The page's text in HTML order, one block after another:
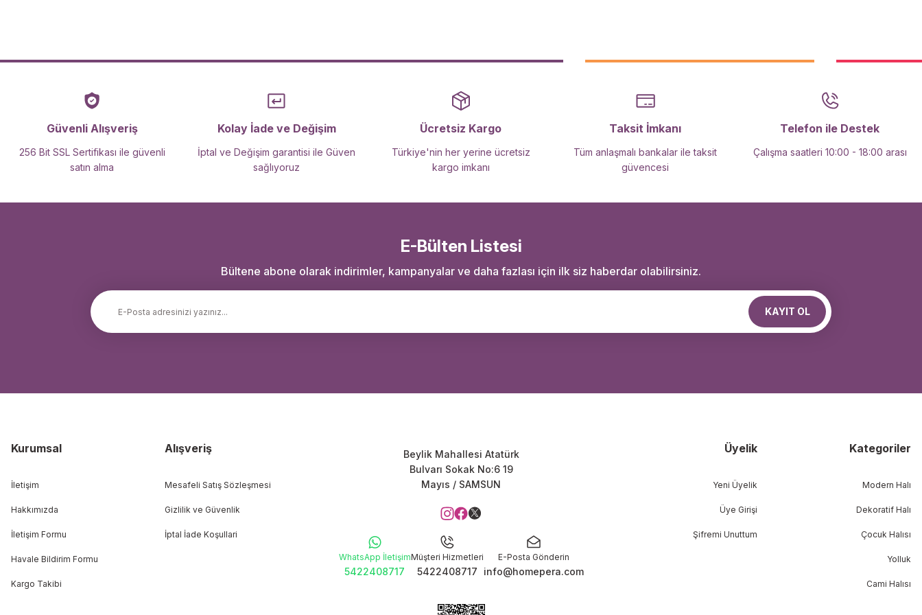
Gönder
Güvenli Alışveriş
256 Bit SSL Sertifikası ile güvenli
satın alma
Kolay İade ve Değişim
İptal ve Değişim garantisi ile Güven
sağlıyoruz
Ücretsiz Kargo
Türkiye'nin her yerine ücretsiz
kargo imkanı
Taksit İmkanı
Tüm anlaşmalı bankalar ile taksit
güvencesi
Telefon ile Destek
Çalışma saatleri 10:00 - 18:00 arası
E-Bülten Listesi
Bültene abone olarak indirimler, kampanyalar ve daha fazlası için ilk siz haberdar olabilirsiniz.
KAYIT OL
Kurumsal
İletişim
Hakkımızda
İletişim Formu
Havale Bildirim Formu
Kargo Takibi
Alışveriş
Mesafeli Satış Sözleşmesi
Gizlilik ve Güvenlik
İptal İade Koşullari
Beylik Mahallesi Atatürk
Bulvarı Sokak No:6 19
Mayıs / SAMSUN
WhatsApp İletişim
5422408717
Müşteri Hizmetleri
5422408717
E-Posta Gönderin
info@homepera.com
Üyelik
Yeni Üyelik
Üye Girişi
Şifremi Unuttum
Kategoriler
Modern Halı
Dekoratif Halı
Çocuk Halısı
Yolluk
Cami Halısı